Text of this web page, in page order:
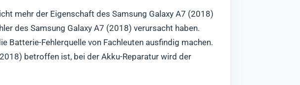
mehr der Eigenschaft des Samsung Galaxy A7 (2018)
des Samsung Galaxy A7 (2018) verursacht haben.
Batterie-Fehlerquelle von Fachleuten ausfindig machen.
betroffen ist, bei der Akku-Reparatur wird der